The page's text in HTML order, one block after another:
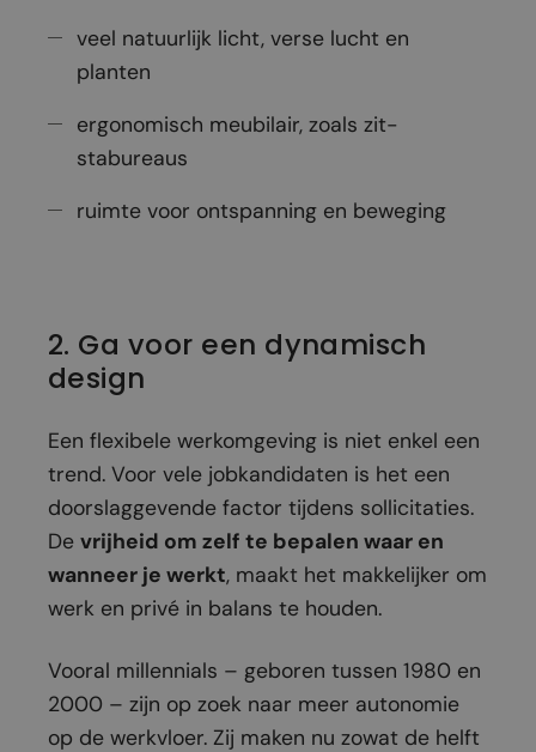
veel natuurlijk licht, verse lucht en
planten
ergonomisch meubilair, zoals zit-
stabureaus
ruimte voor ontspanning en beweging
2. Ga voor een dynamisch
design
Een flexibele werkomgeving is niet enkel een
trend. Voor vele jobkandidaten is het een
doorslaggevende factor tijdens sollicitaties.
De vrijheid om zelf te bepalen waar en
wanneer je werkt, maakt het makkelijker om
werk en privé in balans te houden.
Vooral millennials – geboren tussen 1980 en
2000 – zijn op zoek naar meer autonomie
op de werkvloer. Zij maken nu zowat de helft